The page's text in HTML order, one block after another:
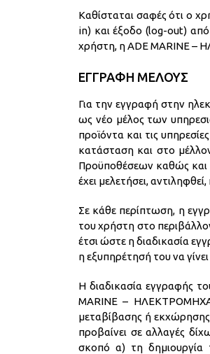
Καθίσταται σαφές ότι ο
in) και έξοδο (log-out)
χρήστη, η ADE MARINE –
ΕΓΓΡΑΦΗ ΜΕΛΟΥΣ
Για την εγγραφή στην
ως νέο μέλος των
προϊόντα και τις
κατάσταση και στο
Προϋποθέσεων καθώς και
έχει μελετήσει,
Σε κάθε περίπτωση, η
του χρήστη στο
έτσι ώστε η διαδικασία
η εξυπηρέτησή του να
Η διαδικασία εγγραφής
MARINE –
μεταβίβασης ή
προβαίνει σε αλλαγές
σκοπό α) τη δημιουργία